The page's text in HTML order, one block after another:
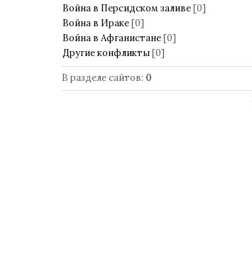
Война в Персидском заливе[0]
Война в Ираке[0]
Война в Афганистане[0]
Другие конфликты[0]
В разделе сайтов: 0